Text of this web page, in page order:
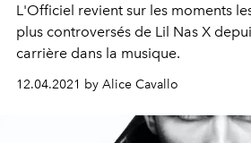
L'Officiel revient sur les moments
plus controversés de Lil Nas X
carrière dans la musique.
12.04.2021 by Alice Cavallo